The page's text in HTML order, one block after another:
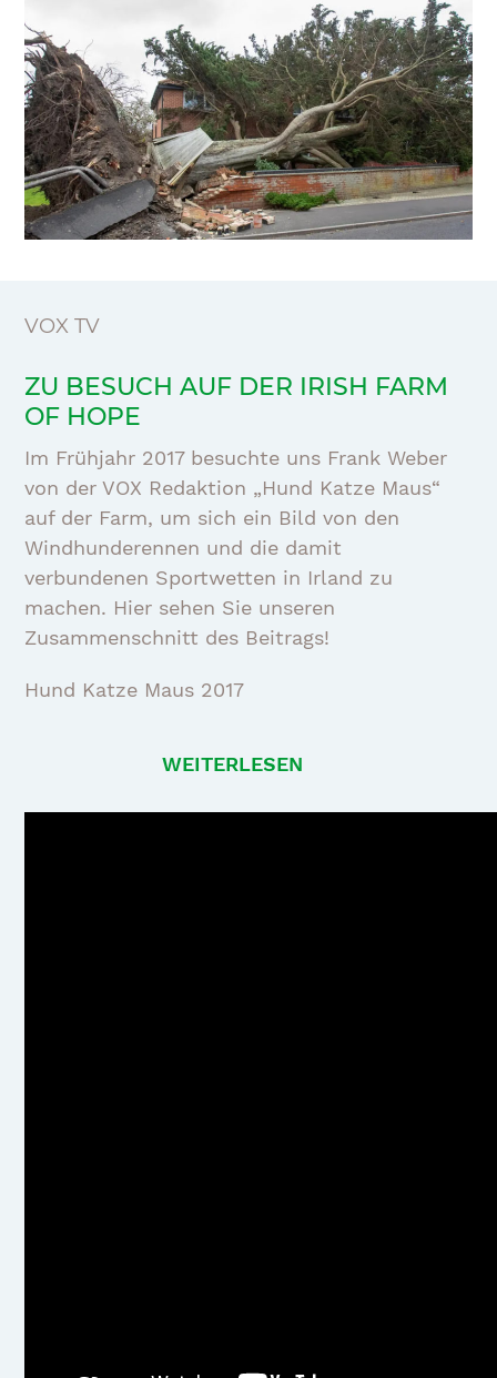
VOX TV
ZU BESUCH AUF DER IRISH FARM
OF HOPE
Im Frühjahr 2017 besuchte uns Frank Weber
von der VOX Redaktion „Hund Katze Maus“
auf der Farm, um sich ein Bild von den
Windhunderennen und die damit
verbundenen Sportwetten in Irland zu
machen. Hier sehen Sie unseren
Zusammenschnitt des Beitrags!
Hund Katze Maus 2017
WEITERLESEN